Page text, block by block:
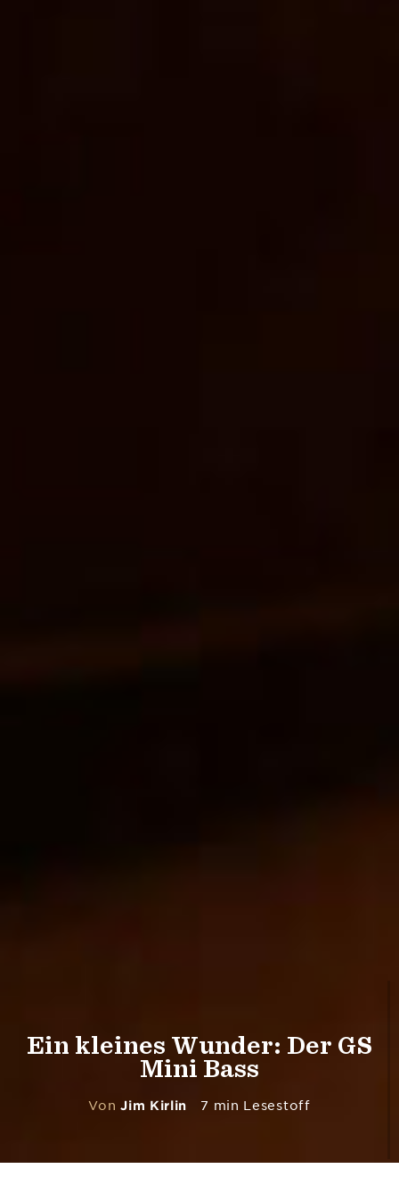
Ein kleines Wunder: Der GS
Mini Bass
Von Jim Kirlin 7 min Lesestoff